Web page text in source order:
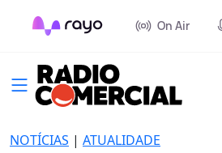
On Air
NOTÍCIAS | ATUALIDADE